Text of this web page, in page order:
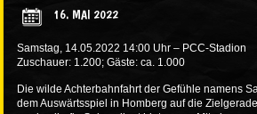
16. MAI 2022
Samstag, 14.05.2022 14:00 Uhr – PCC-Stadion
Zuschauer: 1.200; Gäste: ca. 1.000
Die wilde Achterbahnfahrt der Gefühle namens
dem Auswärtsspiel in Homberg auf die